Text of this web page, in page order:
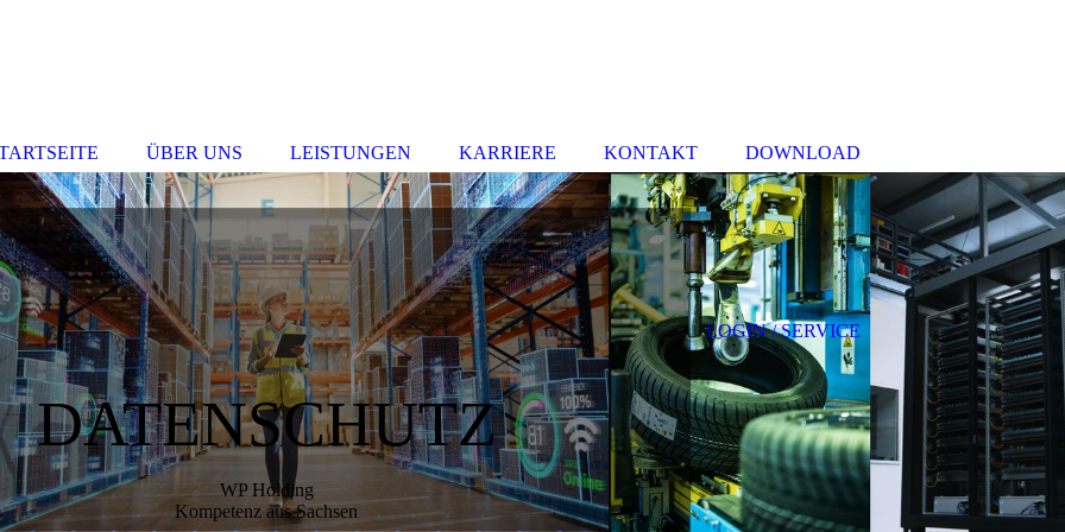
DATENSCHUTZ
WP Holding
Kompetenz aus Sachsen
ÜBER UNS LEISTUNGEN KARRIERE KONTAKT DOWNLOAD
LOGIN / SERVICE